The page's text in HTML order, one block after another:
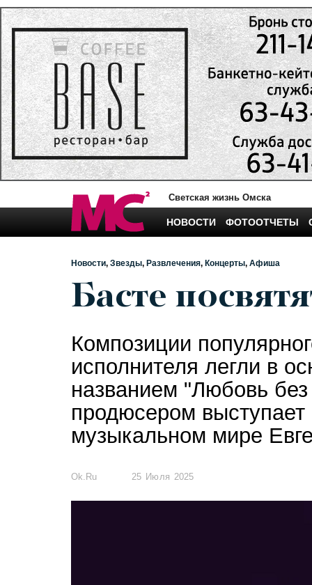
Светская жизнь Омска
НОВОСТИ ФОТООТЧЕТЫ
Новости Звезды Развлечения Концерты Афиша
Басте
Композиции
исполнителя легли в
названием "Любовь
продюсером
музыкальном мире
Ok.ru 25 Июля 2025